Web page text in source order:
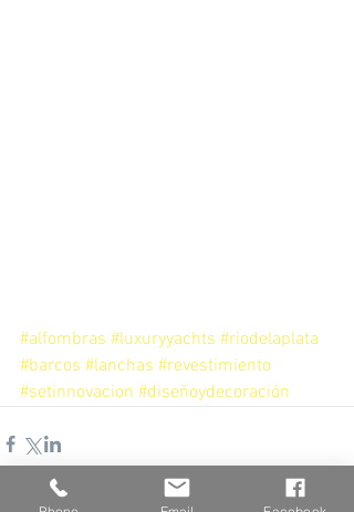
#alfombras #luxuryyachts #riodelaplata
#barcos #lanchas #revestimiento
#setinnovacion #diseñoydecoración